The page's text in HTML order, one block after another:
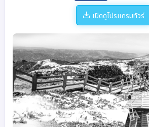
เปิดดูโปรแกรมทัวร์